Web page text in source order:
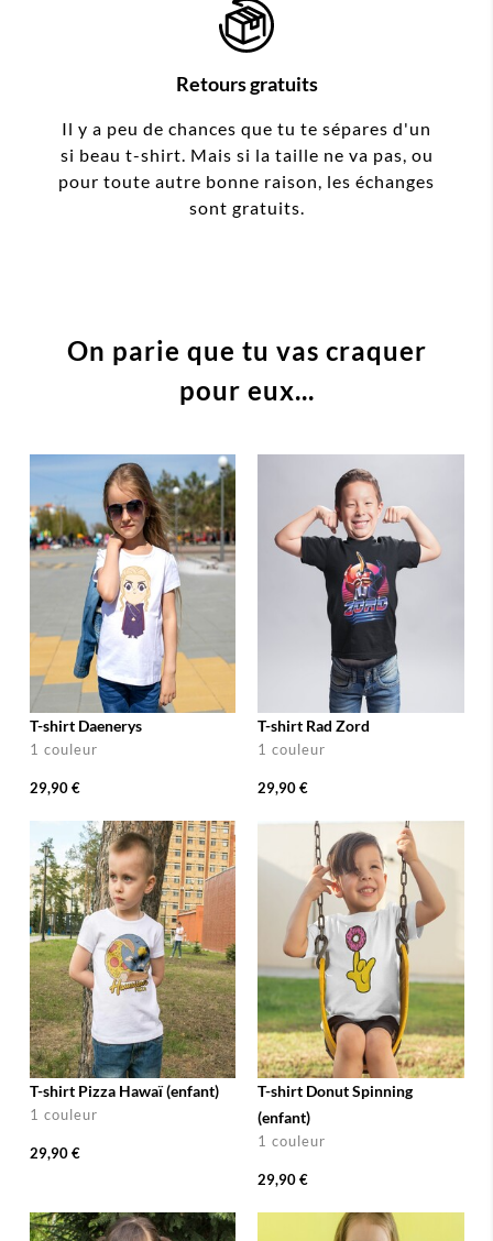
Retours gratuits
Il y a peu de chances que tu te sépares d'un
si beau t-shirt. Mais si la taille ne va pas, ou
pour toute autre bonne raison, les échanges
sont gratuits.
On parie que tu vas craquer
pour eux...
T-shirt Daenerys
1 couleur
29,90 €
T-shirt Rad Zord
1 couleur
29,90 €
T-shirt Pizza Hawaï (enfant)
1 couleur
29,90 €
T-shirt Donut Spinning
(enfant)
1 couleur
29,90 €